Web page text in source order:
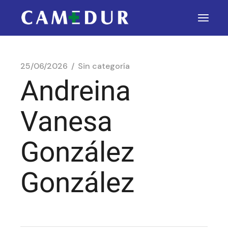
25/06/2026 Sin categoría
Andreina
Vanesa
González
González